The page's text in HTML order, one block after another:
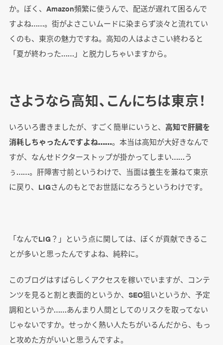
か。ぼく、Amazon頻繁に使うんで、配送が遅れて困るんで
すよね……。街がよさこいムードに染まらず淡々と流れてい
くのも、東京の魅力ですね。高知の人はよさこい終わると
「夏が終わった……」と脱力しちゃいますから。
さようなら高知、こんにちは東京！
いろいろ書きましたが、すごく簡単にいうと、 高知で肝臓を
消耗しちゃったんですよね……。本当は高知が大好きなんで
すが、なんせドクターストップが掛かってしまい……う
ぅ……。肝障害寸前というわけで、当面は養生を兼ねて東京
に戻り、LIGさんのもとでお世話になろうというわけです。
「なんでLIG？」という点に関しては、ぼくが貢献できるこ
とが多いと思ったんですよね、純粋に。
このブログはすばらしくアクセスを稼いでいますが、コンテ
ンツを見ると割と表面的というか、SEO狙いというか、予定
調和というか……あんまり人間としてのリスクを取ってない
じゃないですか。せっかく熱い人たちがいるんだから、もっ
と攻めた方がいいと思うんですよ。